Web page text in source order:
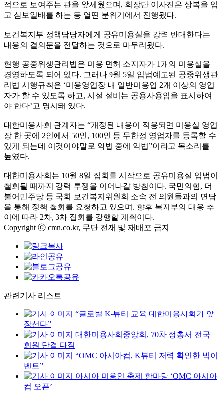
적으로 보여주는 관을 앞세웠으며, 회장단 이사진은 상복을 입
고 삼보일배를 하는 등 열띤 분위기에서 진행됐다.
보건복지부 정책담당자에게 공유미용실을 강력 반대한다는
내용의 결의문을 전달하는 것으로 마무리됐다.
현행 공중위생관리법은 미용 면허 소지자가 1개의 미용실을
경영하도록 되어 있다. 그러나 9월 5일 입법예고된 공중위생관
리법 시행규칙은 ‘미용영업장 내 일반미용업 2개 이상의 영업
자가 할 수 있도록 하고, 시설 설비는 공용사용임을 표시하여
야 한다’고 명시돼 있다.
대한미용사회 관계자는 “개정된 내용이 적용되면 미용실 영업
장 한 곳에 2인에서 50인, 100인 등 무한정 영업자를 등록할 수
있게 되는데 이것이야말로 악법 중에 악법”이라고 목소리를
높였다.
대한미용사회는 10월 8일 집회를 시작으로 공유미용실 입법이
철회될 때까지 강력 투쟁을 이어나갈 방침이다. 국민의힘, 더
불어민주당 등 국회 보건복지위원회 소속 전 의원들과의 면담
을 통해 정책 철회를 요청하고 있으며, 향후 복지부의 대응 추
이에 따라 2차, 3차 집회를 강행할 계획이다.
Copyright ⓒ cmn.co.kr, 무단 전재 및 재배포 금지
관련기사 리스트
“글로벌 K-뷰티 교육 대한미용사회가 앞
장선다”
대한미용사회중앙회, 70차 정총서 전국
회원 단결 다짐
“OMC 아시아컵, K뷰티 저력 확인한 빅이
벤트”
아시아 미용인 축제 한마당 ‘OMC 아시아
컵 오픈’